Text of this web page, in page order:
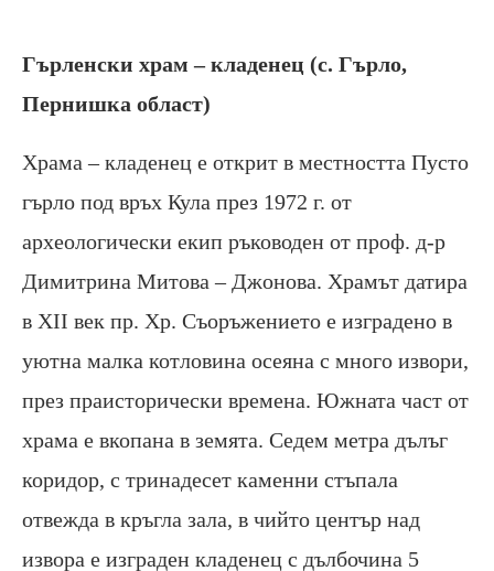
Гърленски храм – кладенец (с. Гърло,
Пернишка област)
Храма – кладенец е открит в местността Пусто
гърло под връх Кула през 1972 г. от
археологически екип ръководен от проф. д-р
Димитрина Митова – Джонова. Храмът датира
в XII век пр. Хр. Съоръжението е изградено в
уютна малка котловина осеяна с много извори,
през праисторически времена. Южната част от
храма е вкопана в земята. Седем метра дълъг
коридор, с тринадесет каменни стъпала
отвежда в кръгла зала, в чийто център над
извора е изграден кладенец с дълбочина 5